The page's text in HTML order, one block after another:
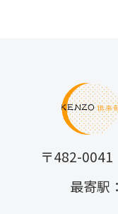
〒482-
最寄駅